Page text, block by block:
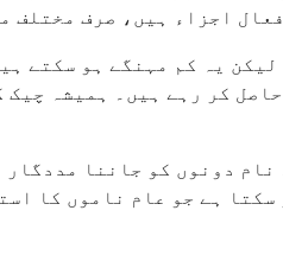
اجزاء ہیں، صرف مختلف
یہ کم مہنگے ہو سکتے
کر رہے ہیں۔ ہمیشہ
دونوں کو جاننا
ہے جو عام ناموں کا